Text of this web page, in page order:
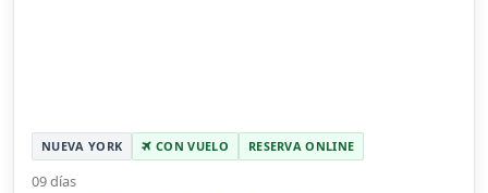
NUEVA YORK CON VUELO RESERVA ONLINE
09 días